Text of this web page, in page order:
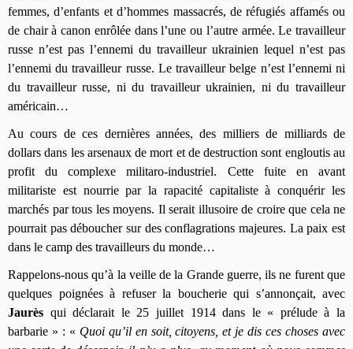
femmes, d’enfants et d’hommes massacrés, de réfugiés affamés ou
de chair à canon enrôlée dans l’une ou l’autre armée. Le travailleur
russe n’est pas l’ennemi du travailleur ukrainien lequel n’est pas
l’ennemi du travailleur russe. Le travailleur belge n’est l’ennemi ni
du travailleur russe, ni du travailleur ukrainien, ni du travailleur
américain…
Au cours de ces dernières années, des milliers de milliards de
dollars dans les arsenaux de mort et de destruction sont engloutis au
profit du complexe militaro-industriel. Cette fuite en avant
militariste est nourrie par la rapacité capitaliste à conquérir les
marchés par tous les moyens. Il serait illusoire de croire que cela ne
pourrait pas déboucher sur des conflagrations majeures. La paix est
dans le camp des travailleurs du monde…
Rappelons-nous qu’à la veille de la Grande guerre, ils ne furent que
quelques poignées à refuser la boucherie qui s’annonçait, avec
Jaurès qui déclarait le 25 juillet 1914 dans le « prélude à la
barbarie » : « Quoi qu’il en soit, citoyens, et je dis ces choses avec